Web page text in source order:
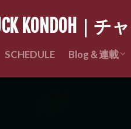
KONDOH｜
SCHEDULE Blog＆連載